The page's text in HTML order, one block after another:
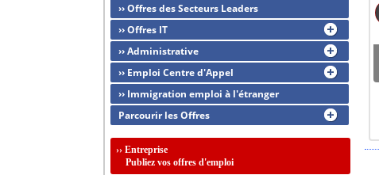
›› Offres des Secteurs Leaders
›› Offres IT
›› Administrative
›› Emploi Centre d'Appel
›› Immigration emploi à l'étranger
Parcourir les Offres
›› Entreprise
Publiez vos offres d'emploi